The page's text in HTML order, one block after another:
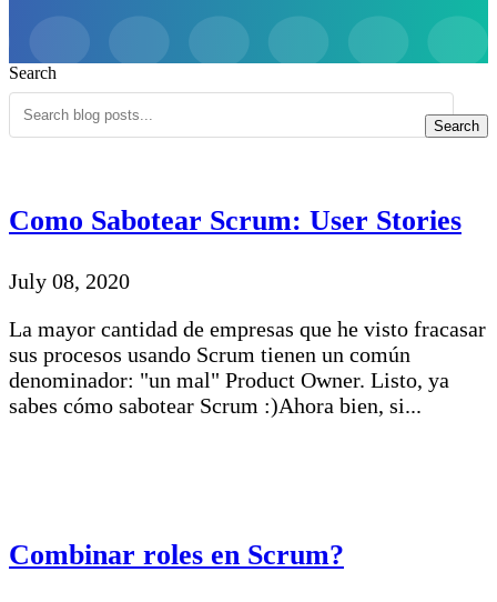
Search
Search
Como Sabotear Scrum: User Stories
July 08, 2020
La mayor cantidad de empresas que he visto fracasar
sus procesos usando Scrum tienen un común
denominador: "un mal" Product Owner. Listo, ya
sabes cómo sabotear Scrum :)Ahora bien, si...
Combinar roles en Scrum?